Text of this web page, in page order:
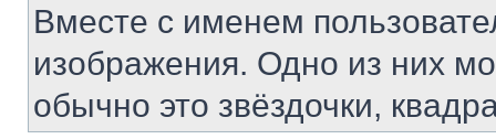
Вместе с именем
изображения. Одно из них
обычно это звёздочки,